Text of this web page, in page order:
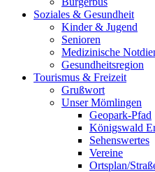
Soziales & Gesundheit
Kinder & Jugend
Senioren
Medizinische
Gesundheitsregion
Tourismus & Freizeit
Grußwort
Unser Mömlingen
Geopark-Pfad
Königswald
Sehenswertes
Vereine
Ortsplan/